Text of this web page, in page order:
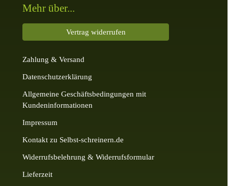
Mehr über...
Vertrag widerrufen
Zahlung & Versand
Datenschutzerklärung
Allgemeine Geschäftsbedingungen mit
Kundeninformationen
Impressum
Kontakt zu Selbst-schreinern.de
Widerrufsbelehrung & Widerrufsformular
Lieferzeit